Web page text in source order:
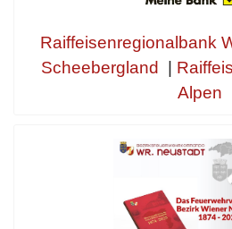
Raiffeisenregionalbank
Scheebergland
Alpen